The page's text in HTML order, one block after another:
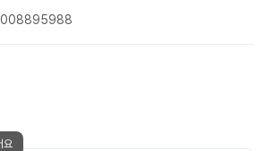
요